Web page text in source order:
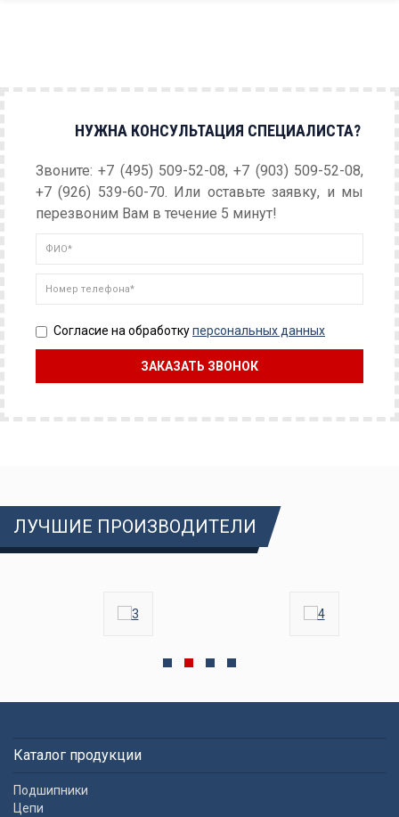
НУЖНА КОНСУЛЬТАЦИЯ СПЕЦИАЛИСТА?
Звоните: +7 (495) 509-52-08, +7 (903) 509-52-08,
+7 (926) 539-60-70. Или оставьте заявку, и мы
перезвоним Вам в течение 5 минут!
Согласие на обработкуперсональных данных
ЛУЧШИЕ ПРОИЗВОДИТЕЛИ
Каталог продукции
Подшипники
Цепи